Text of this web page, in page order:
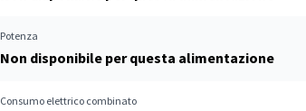
Potenza
Non disponibile per questa alimentazione
Consumo elettrico combinato